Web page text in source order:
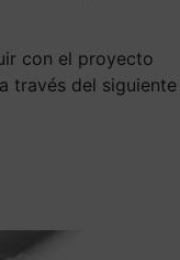
con el proyecto
través del siguiente